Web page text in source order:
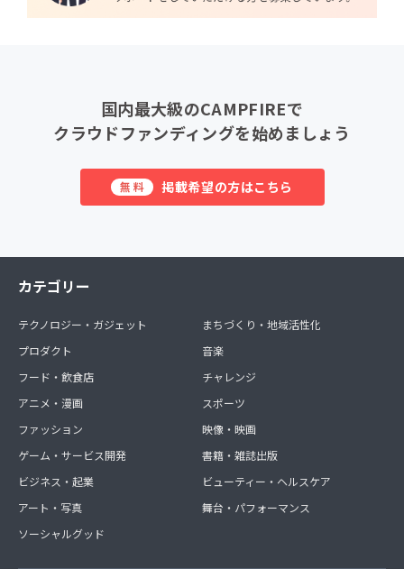
国内最大級のCAMPFIREで
クラウドファンディングを始めましょう
無料 掲載希望の方はこちら
カテゴリー
テクノロジー・ガジェット
プロダクト
フード・飲食店
アニメ・漫画
ファッション
ゲーム・サービス開発
ビジネス・起業
アート・写真
ソーシャルグッド
まちづくり・地域活性化
音楽
チャレンジ
スポーツ
映像・映画
書籍・雑誌出版
ビューティー・ヘルスケア
舞台・パフォーマンス